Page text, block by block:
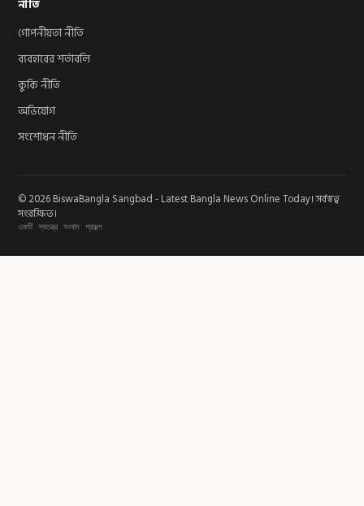
নীতি
গোপনীয়তা নীতি
ব্যবহারের শর্তাবলি
কুকি নীতি
অভিযোগ
সংশোধন নীতি
© 2026 BiswaBangla Sangbad - Latest Bangla News Online Today। সর্বস্বত্ব
সংরক্ষিত।
একটি স্বতন্ত্র সংবাদ প্রকল্প